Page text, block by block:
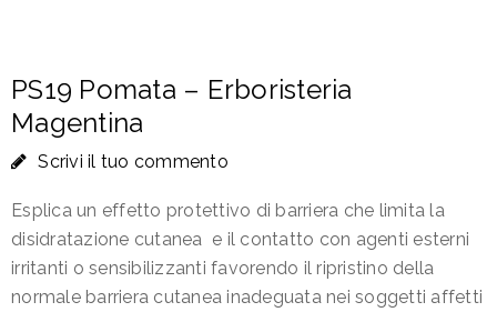
PS19 Pomata – Erboristeria
Magentina
Scrivi il tuo commento
Esplica un effetto protettivo di barriera che limita la
disidratazione cutanea e il contatto con agenti esterni
irritanti o sensibilizzanti favorendo il ripristino della
normale barriera cutanea inadeguata nei soggetti affetti